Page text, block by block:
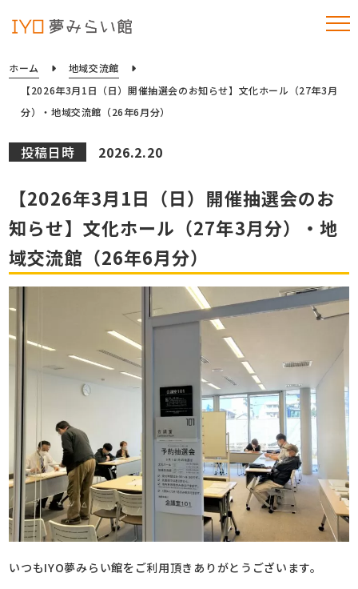
ホーム
地域交流館
【2026年3月1日（日）開催抽選会のお知らせ】文化ホール（27年3月
分）・地域交流館（26年6月分）
投稿日時 2026.2.20
【2026年3月1日（日）開催抽選会のお
知らせ】文化ホール（27年3月分）・地
域交流館（26年6月分）
いつもIYO夢みらい館をご利用頂きありがとうございます。